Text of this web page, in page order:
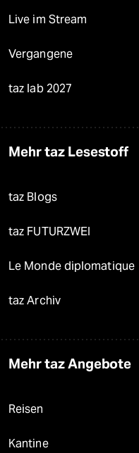
Live im Stream
Vergangene
taz lab 2027
Mehr taz Lesestoff
taz Blogs
taz FUTURZWEI
Le Monde diplomatique
taz Archiv
Mehr taz Angebote
Reisen
Kantine